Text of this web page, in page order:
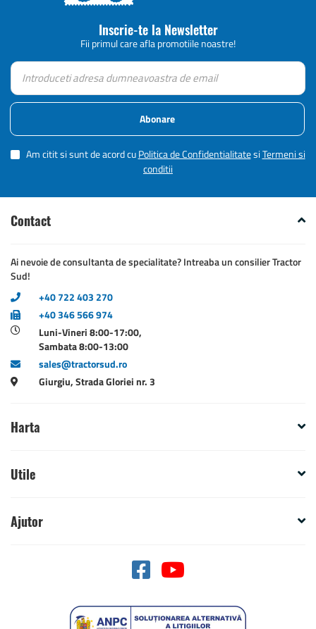
Inscrie-te la Newsletter
Fii primul care afla promotiile noastre!
Abonare
Am citit si sunt de acord cuPolitica de ConfidentialitatesiTermeni si
conditii
Contact
Ai nevoie de consultanta de specialitate? Intreaba un consilier Tractor
Sud!
+40 722 403 270
+40 346 566 974
Luni-Vineri 8:00-17:00,
Sambata 8:00-13:00
sales@tractorsud.ro
Giurgiu, Strada Gloriei nr. 3
Harta
Utile
Ajutor